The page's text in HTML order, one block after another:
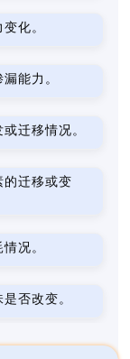
化。
能力。
迁移情况。
的迁移或变
况。
否改变。